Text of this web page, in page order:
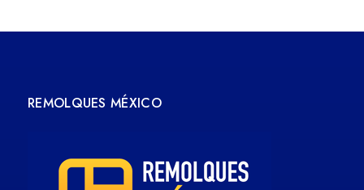
REMOLQUES MÉXICO